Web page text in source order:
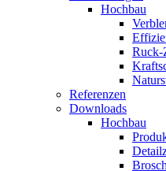
Hochbau
Ruck-
Referenzen
Downloads
Hochbau